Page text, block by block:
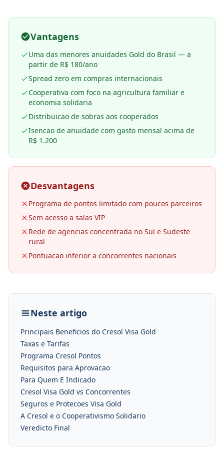
Vantagens
Uma das menores anuidades Gold do Brasil — a
partir de R$ 180/ano
Spread zero em compras internacionais
Cooperativa com foco na agricultura familiar e
economia solidaria
Distribuicao de sobras aos cooperados
Isencao de anuidade com gasto mensal acima de
R$ 1.200
Desvantagens
Programa de pontos limitado com poucos parceiros
Sem acesso a salas VIP
Rede de agencias concentrada no Sul e Sudeste
rural
Pontuacao inferior a concorrentes nacionais
Neste artigo
Principais Beneficios do Cresol Visa Gold
Taxas e Tarifas
Programa Cresol Pontos
Requisitos para Aprovacao
Para Quem E Indicado
Cresol Visa Gold vs Concorrentes
Seguros e Protecoes Visa Gold
A Cresol e o Cooperativismo Solidario
Veredicto Final